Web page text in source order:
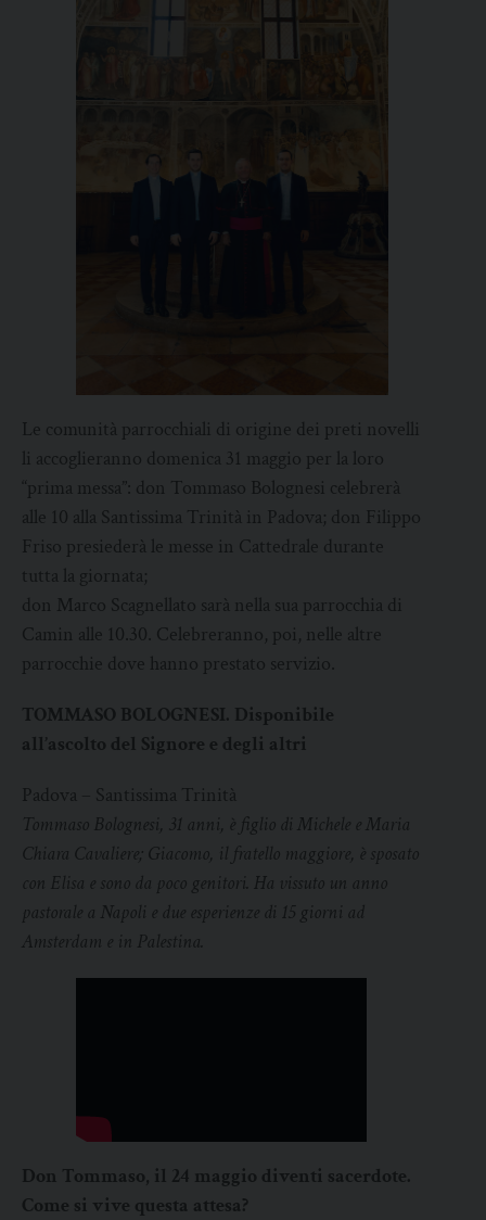
Le comunità parrocchiali di origine dei preti novelli
li accoglieranno domenica 31 maggio per la loro
“prima messa”: don Tommaso Bolognesi celebrerà
alle 10 alla Santissima Trinità in Padova; don Filippo
Friso presiederà le messe in Cattedrale durante
tutta la giornata;
don Marco Scagnellato sarà nella sua parrocchia di
Camin alle 10.30. Celebreranno, poi, nelle altre
parrocchie dove hanno prestato servizio.
TOMMASO BOLOGNESI. Disponibile
all’ascolto del Signore e degli altri
Padova – Santissima Trinità
Tommaso Bolognesi, 31 anni, è figlio di Michele e Maria
Chiara Cavaliere; Giacomo, il fratello maggiore, è sposato
con Elisa e sono da poco genitori. Ha vissuto un anno
pastorale a Napoli e due esperienze di 15 giorni ad
Amsterdam e in Palestina.
Don Tommaso, il 24 maggio diventi sacerdote.
Come si vive questa attesa?